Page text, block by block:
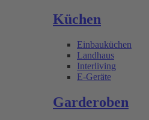
Küchen
Einbauküchen
Landhaus
Interliving
E-Geräte
Garderoben